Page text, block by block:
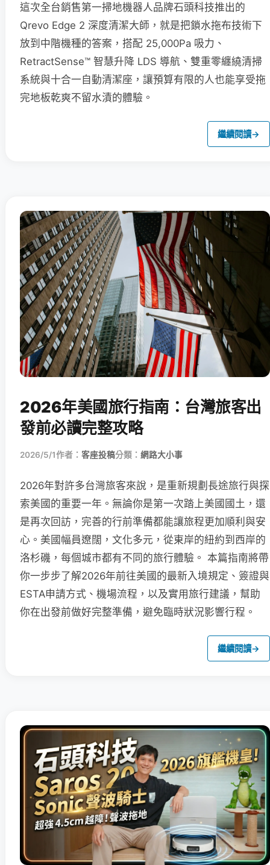
這次全台銷售第一掃地機器人品牌石頭科技推出的
Qrevo Edge 2 深度清潔大師，就是把鎖水拖布技術下
放到中階機種的答案，搭配 25,000Pa 吸力、
RetractSense™ 智慧升降 LDS 導航、雙重零纏繞清掃
系統與十合一自動清潔座，讓預算有限的人也能享受拖
完地板乾爽不留水漬的體驗。
繼續閱讀→
2026年美國旅行指南：台灣旅客出
發前必讀完整攻略
2026/5/1作者： 客座投稿分類： 網路大小事
2026年對許多台灣旅客來說，是重新規劃長途旅行與探
索美國的重要一年。無論你是第一次踏上美國國土，還
是再次回訪，完善的行前準備都能讓旅程更加順利與安
心。美國幅員遼闊，文化多元，從東岸的紐約到西岸的
洛杉磯，每個城市都有不同的旅行體驗。 本篇指南將帶
你一步步了解2026年前往美國的最新入境規定、簽證與
ESTA申請方式、機場流程，以及實用旅行建議，幫助
你在出發前做好完整準備，避免臨時狀況影響行程。
繼續閱讀→